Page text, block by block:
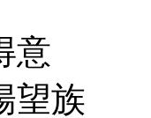
意
望族